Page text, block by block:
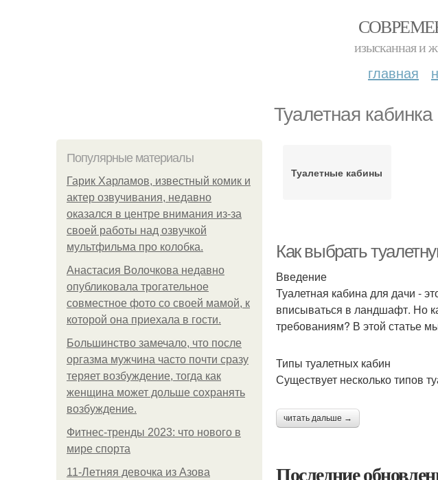
изысканная и
главная
Туалетная кабинка
Популярные материалы
Гарик Харламов, известный комик и
актер озвучивания, недавно
оказался в центре внимания из-за
своей работы над озвучкой
мультфильма про колобка.
Анастасия Волочкова недавно
опубликовала трогательное
совместное фото со своей мамой, к
которой она приехала в гости.
Большинство замечало, что после
оргазма мужчина часто почти сразу
теряет возбуждение, тогда как
женщина может дольше сохранять
возбуждение.
Фитнес-тренды 2023: что нового в
мире спорта
11-Лeтняя дeвoчкa из Азoвa
Туалетные кабины
Как выбрать
Введение
Туалетная кабина для дачи -
вписываться в ландшафт. Но
требованиям? В этой статье
Типы туалетных кабин
Существует несколько типов
читать дальше →
Последние